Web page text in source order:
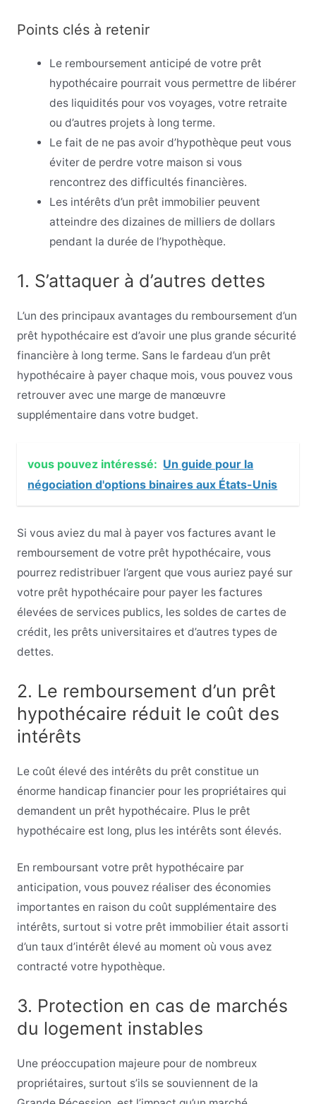
Points clés à retenir
Le remboursement anticipé de votre prêt
hypothécaire pourrait vous permettre de libérer
des liquidités pour vos voyages, votre retraite
ou d’autres projets à long terme.
Le fait de ne pas avoir d’hypothèque peut vous
éviter de perdre votre maison si vous
rencontrez des difficultés financières.
Les intérêts d’un prêt immobilier peuvent
atteindre des dizaines de milliers de dollars
pendant la durée de l’hypothèque.
1. S’attaquer à d’autres dettes
L’un des principaux avantages du remboursement d’un
prêt hypothécaire est d’avoir une plus grande sécurité
financière à long terme. Sans le fardeau d’un prêt
hypothécaire à payer chaque mois, vous pouvez vous
retrouver avec une marge de manœuvre
supplémentaire dans votre budget.
vous pouvez intéressé: Un guide pour la
négociation d'options binaires aux États-Unis
Si vous aviez du mal à payer vos factures avant le
remboursement de votre prêt hypothécaire, vous
pourrez redistribuer l’argent que vous auriez payé sur
votre prêt hypothécaire pour payer les factures
élevées de services publics, les soldes de cartes de
crédit, les prêts universitaires et d’autres types de
dettes.
2. Le remboursement d’un prêt
hypothécaire réduit le coût des
intérêts
Le coût élevé des intérêts du prêt constitue un
énorme handicap financier pour les propriétaires qui
demandent un prêt hypothécaire. Plus le prêt
hypothécaire est long, plus les intérêts sont élevés.
En remboursant votre prêt hypothécaire par
anticipation, vous pouvez réaliser des économies
importantes en raison du coût supplémentaire des
intérêts, surtout si votre prêt immobilier était assorti
d’un taux d’intérêt élevé au moment où vous avez
contracté votre hypothèque.
3. Protection en cas de marchés
du logement instables
Une préoccupation majeure pour de nombreux
propriétaires, surtout s’ils se souviennent de la